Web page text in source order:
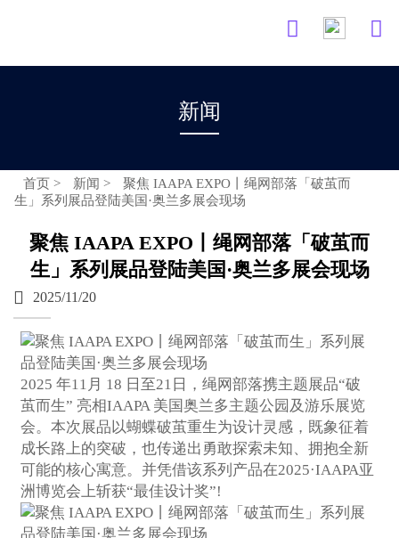
 
新闻
首页 > 新闻 >
聚焦 IAAPA EXPO丨绳网部落「破茧而
生」系列展品登陆美国·奥兰多展会现场
聚焦 IAAPA EXPO丨绳网部落「破茧而
生」系列展品登陆美国·奥兰多展会现场
 2025/11/20
2025 年11月 18 日至21日，绳网部落携主题展品“破
茧而生” 亮相IAAPA 美国奥兰多主题公园及游乐展览
会。本次展品以蝴蝶破茧重生为设计灵感，既象征着
成长路上的突破，也传递出勇敢探索未知、拥抱全新
可能的核心寓意。并凭借该系列产品在2025·IAAPA亚
洲博览会上斩获“最佳设计奖”!